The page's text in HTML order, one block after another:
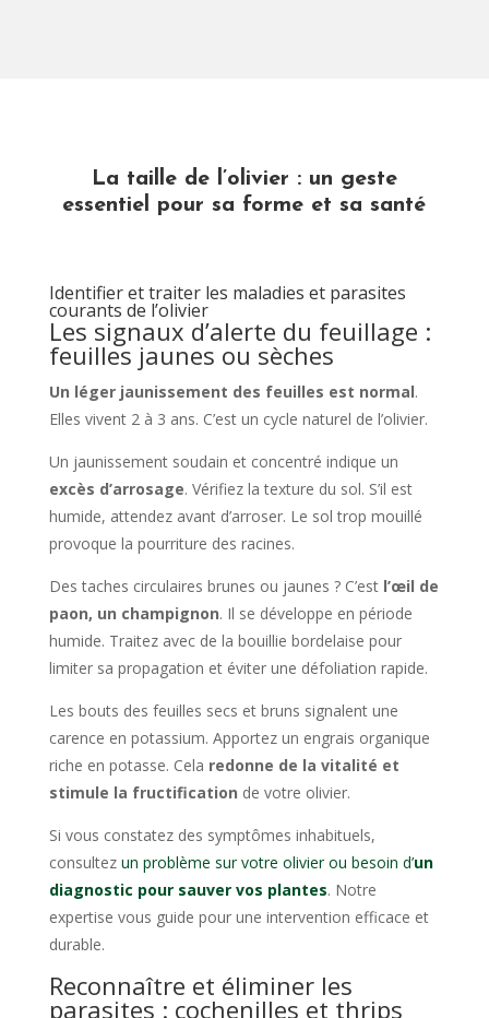
La taille de l’olivier : un geste
essentiel pour sa forme et sa santé
Identifier et traiter les maladies et parasites
courants de l’olivier
Les signaux d’alerte du feuillage :
feuilles jaunes ou sèches
Un léger jaunissement des feuilles est normal.
Elles vivent 2 à 3 ans. C’est un cycle naturel de l’olivier.
Un jaunissement soudain et concentré indique un
excès d’arrosage. Vérifiez la texture du sol. S’il est
humide, attendez avant d’arroser. Le sol trop mouillé
provoque la pourriture des racines.
Des taches circulaires brunes ou jaunes ? C’est l’œil de
paon, un champignon. Il se développe en période
humide. Traitez avec de la bouillie bordelaise pour
limiter sa propagation et éviter une défoliation rapide.
Les bouts des feuilles secs et bruns signalent une
carence en potassium. Apportez un engrais organique
riche en potasse. Cela redonne de la vitalité et
stimule la fructification de votre olivier.
Si vous constatez des symptômes inhabituels,
consultez un problème sur votre olivier ou besoin d’un
diagnostic pour sauver vos plantes. Notre
expertise vous guide pour une intervention efficace et
durable.
Reconnaître et éliminer les
parasites : cochenilles et thrips